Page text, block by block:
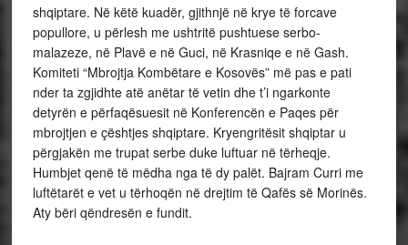
shqiptare. Në këtë kuadër, gjithnjë në krye të forcave
popullore, u përlesh me ushtritë pushtuese serbo-
malazeze, në Plavë e në Guci, në Krasniqe e në Gash.
Komiteti “Mbrojtja Kombëtare e Kosovës” më pas e pati
nder ta zgjidhte atë anëtar të vetin dhe t’i ngarkonte
detyrën e përfaqësuesit në Konferencën e Paqes për
mbrojtjen e çështjes shqiptare. Kryengritësit shqiptar u
përgjakën me trupat serbe duke luftuar në tërheqje.
Humbjet qenë të mëdha nga të dy palët. Bajram Curri me
luftëtarët e vet u tërhoqën në drejtim të Qafës së Morinës.
Aty bëri qëndresën e fundit.